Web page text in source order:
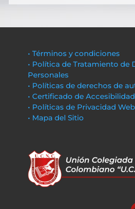
• Términos y condiciones
• Política de Tratamiento de
Personales
• Políticas de derechos de
• Certificado de Accesibilidad
• Políticas de Privacidad Web
• Mapa del Sitio